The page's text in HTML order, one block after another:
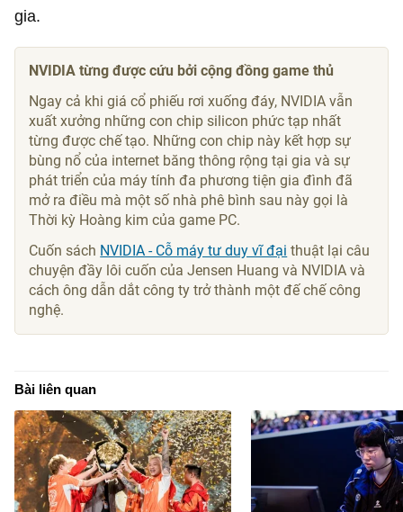
gia.
NVIDIA từng được cứu bởi cộng đồng game thủ
Ngay cả khi giá cổ phiếu rơi xuống đáy, NVIDIA vẫn
xuất xưởng những con chip silicon phức tạp nhất
từng được chế tạo. Những con chip này kết hợp sự
bùng nổ của internet băng thông rộng tại gia và sự
phát triển của máy tính đa phương tiện gia đình đã
mở ra điều mà một số nhà phê bình sau này gọi là
Thời kỳ Hoàng kim của game PC.
Cuốn sách NVIDIA - Cỗ máy tư duy vĩ đại thuật lại câu
chuyện đầy lôi cuốn của Jensen Huang và NVIDIA và
cách ông dẫn dắt công ty trở thành một đế chế công
nghệ.
Bài liên quan